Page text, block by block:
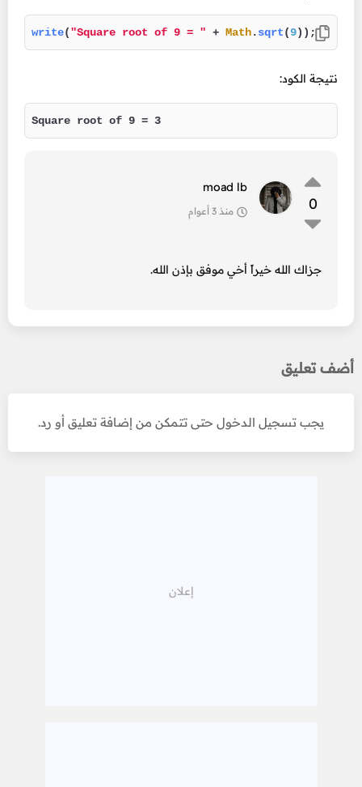
write("Square root of 9 = " + Math.sqrt(9));
نتيجة الكود:
Square root of 9 = 3
0
moad lb
منذ 3 أعوام
جزاك الله خيراً أخي موفق بإذن الله.
أضف تعليق
يجب تسجيل الدخول حتى تتمكن من إضافة تعليق أو رد.